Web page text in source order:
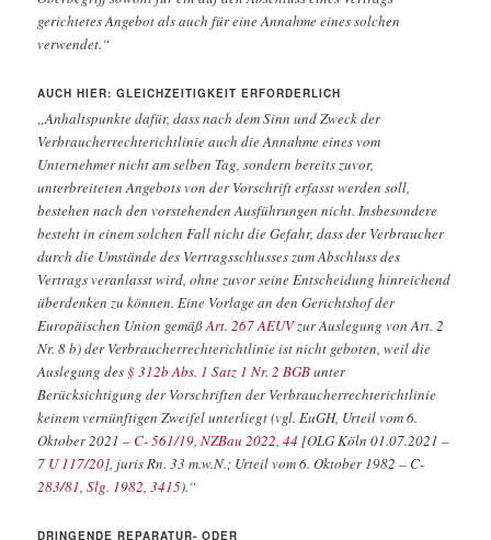
gerichtetes Angebot als auch für eine Annahme eines solchen
verwendet.“
AUCH HIER: GLEICHZEITIGKEIT ERFORDERLICH
„Anhaltspunkte dafür, dass nach dem Sinn und Zweck der
Verbraucherrechterichtlinie auch die Annahme eines vom
Unternehmer nicht am selben Tag, sondern bereits zuvor,
unterbreiteten Angebots von der Vorschrift erfasst werden soll,
bestehen nach den vorstehenden Ausführungen nicht. Insbesondere
besteht in einem solchen Fall nicht die Gefahr, dass der Verbraucher
durch die Umstände des Vertragsschlusses zum Abschluss des
Vertrags veranlasst wird, ohne zuvor seine Entscheidung hinreichend
überdenken zu können. Eine Vorlage an den Gerichtshof der
Europäischen Union gemäßArt. 267 AEUVzur Auslegung von Art. 2
Nr. 8 b) der Verbraucherrechterichtlinie ist nicht geboten, weil die
Auslegung des § 312b Abs. 1 Satz 1 Nr. 2 BGBunter
Berücksichtigung der Vorschriften der Verbraucherrechterichtlinie
keinem vernünftigen Zweifel unterliegt (vgl. EuGH, Urteil vom 6.
Oktober 2021 –C- 561/19,NZBau 2022, 44 [OLG Köln 01.07.2021 –
7 U 117/20], juris Rn. 33 m.w.N.; Urteil vom 6. Oktober 1982 – C-
283/81,Slg. 1982, 3415).“
DRINGENDE REPARATUR- ODER